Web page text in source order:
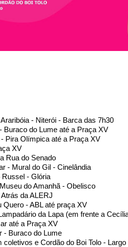
- Niterói - Barca das 7h30
Buraco do Lume até a Praça XV
Pira Olímpica até a Praça XV
XV
Rua do Senado
- Mural do Gil - Cinelândia
Russel - Glória
do Amanhã - Obelisco
da ALERJ
Quero - ABL até praça XV
da Lapa (em frente a
até a Praça XV
- Buraco do Lume
e Cordão do Boi Tolo - Largo